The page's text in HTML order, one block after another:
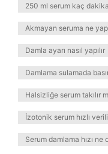
250 ml serum kaç
Akmayan seruma ne
Damla ayarı nasıl yapılır
Damlama sulamada
Halsizliğe serum takılır
İzotonik serum hızlı
Serum damlama hızı ne